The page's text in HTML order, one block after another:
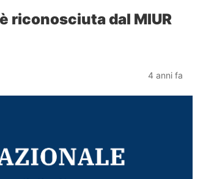
riconosciuta dal MIUR
4 anni fa